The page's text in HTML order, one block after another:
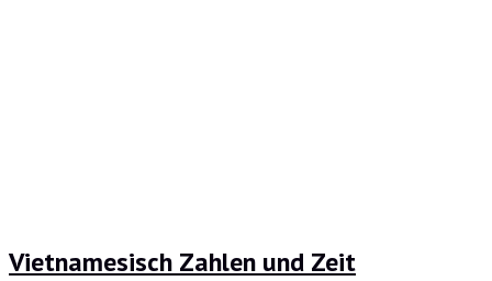
Vietnamesisch Zahlen und Zeit